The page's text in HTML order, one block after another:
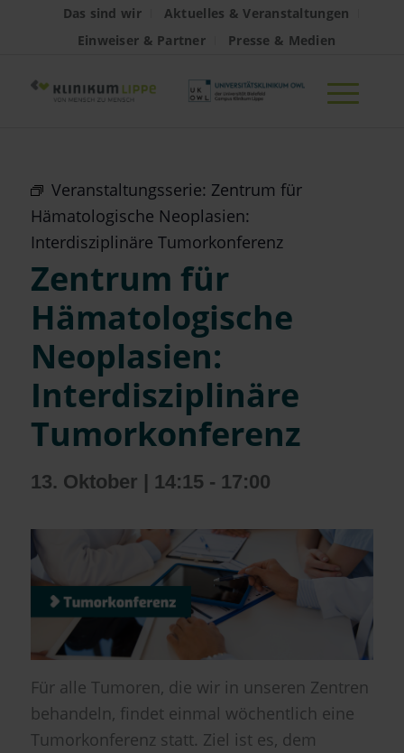
Das sind wir
Aktuelles & Veranstaltungen
Einweiser & Partner
Presse & Medien
Veranstaltungsserie: Zentrum für
Hämatologische Neoplasien:
Interdisziplinäre Tumorkonferenz
Zentrum für
Hämatologische
Neoplasien:
Interdisziplinäre
Tumorkonferenz
13. Oktober | 14:15 - 17:00
Für alle Tumoren, die wir in unseren Zentren
behandeln, findet einmal wöchentlich eine
Tumorkonferenz statt. Ziel ist es, dem